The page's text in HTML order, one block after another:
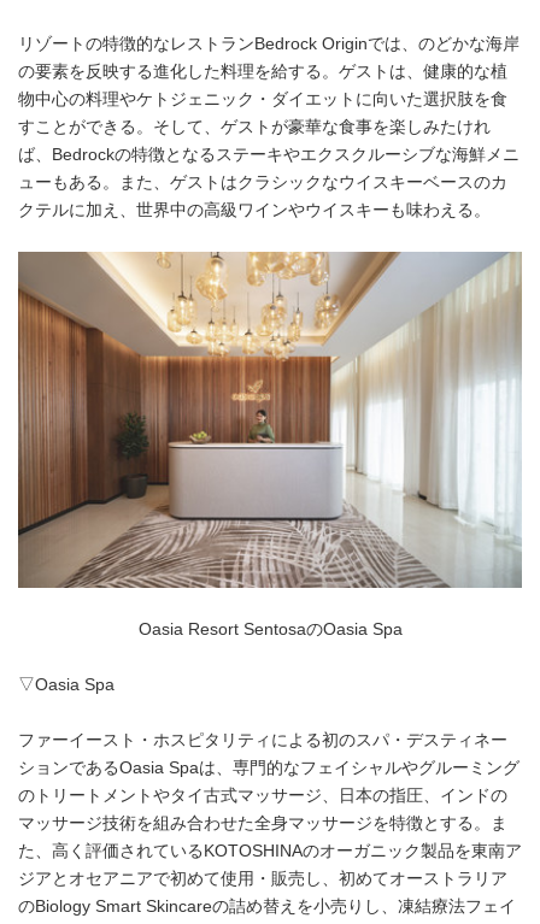
リゾートの特徴的なレストランBedrock Originでは、のどかな海岸
の要素を反映する進化した料理を給する。ゲストは、健康的な植
物中心の料理やケトジェニック・ダイエットに向いた選択肢を食
すことができる。そして、ゲストが豪華な食事を楽しみたけれ
ば、Bedrockの特徴となるステーキやエクスクルーシブな海鮮メニ
ューもある。また、ゲストはクラシックなウイスキーベースのカ
クテルに加え、世界中の高級ワインやウイスキーも味わえる。
Oasia Resort SentosaのOasia Spa
▽Oasia Spa
ファーイースト・ホスピタリティによる初のスパ・デスティネー
ションであるOasia Spaは、専門的なフェイシャルやグルーミング
のトリートメントやタイ古式マッサージ、日本の指圧、インドの
マッサージ技術を組み合わせた全身マッサージを特徴とする。ま
た、高く評価されているKOTOSHINAのオーガニック製品を東南ア
ジアとオセアニアで初めて使用・販売し、初めてオーストラリア
のBiology Smart Skincareの詰め替えを小売りし、凍結療法フェイ